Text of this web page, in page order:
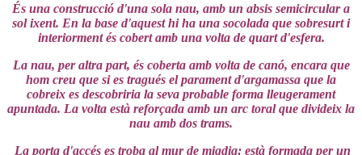
És una construcció d'una sola nau, amb un absis semicircular a
sol ixent. En la base d'aquest hi ha una socolada que sobresurt i
interiorment és cobert amb una volta de quart d'esfera.
La nau, per altra part, és coberta amb volta de canó, encara que
hom creu que si es tragués el parament d'argamassa que la
cobreix es descobriria la seva probable forma lleugerament
apuntada. La volta està reforçada amb un arc toral que divideix la
nau amb dos trams.
La porta d'accés es troba al mur de migdia; està formada per un